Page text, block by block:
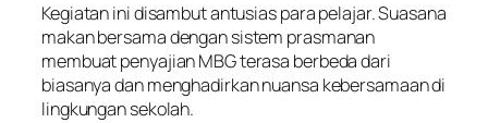
Kegiatan ini disambut antusias para pelajar. Suasana
makan bersama dengan sistem prasmanan
membuat penyajian MBG terasa berbeda dari
biasanya dan menghadirkan nuansa kebersamaan di
lingkungan sekolah.